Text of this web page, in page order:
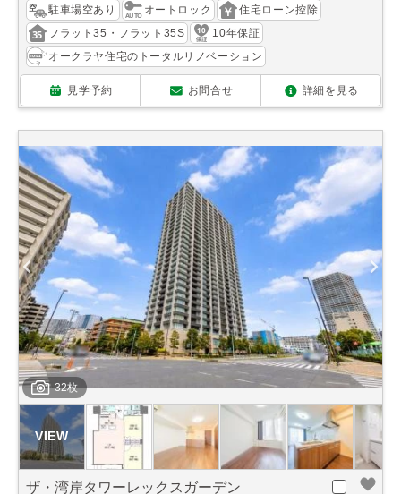
駐車場空あり
オートロック
住宅ローン控除
フラット35・フラット35S
10年保証
オークラヤ住宅のトータルリノベーション
見学予約 お問合せ 詳細を見る
32枚
ザ・湾岸タワーレックスガーデン